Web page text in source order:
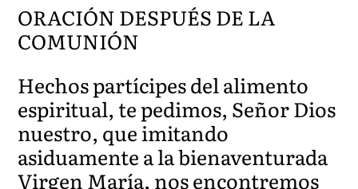
ORACIÓN DESPUÉS DE LA
COMUNIÓN
Hechos partícipes del alimento
espiritual, te pedimos, Señor Dios
nuestro, que imitando
asiduamente a la bienaventurada
Virgen María, nos encontremos